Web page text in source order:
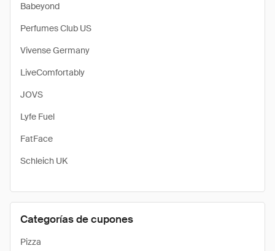
Babeyond
Perfumes Club US
Vivense Germany
LiveComfortably
JOVS
Lyfe Fuel
FatFace
Schleich UK
Categorías de cupones
Pizza